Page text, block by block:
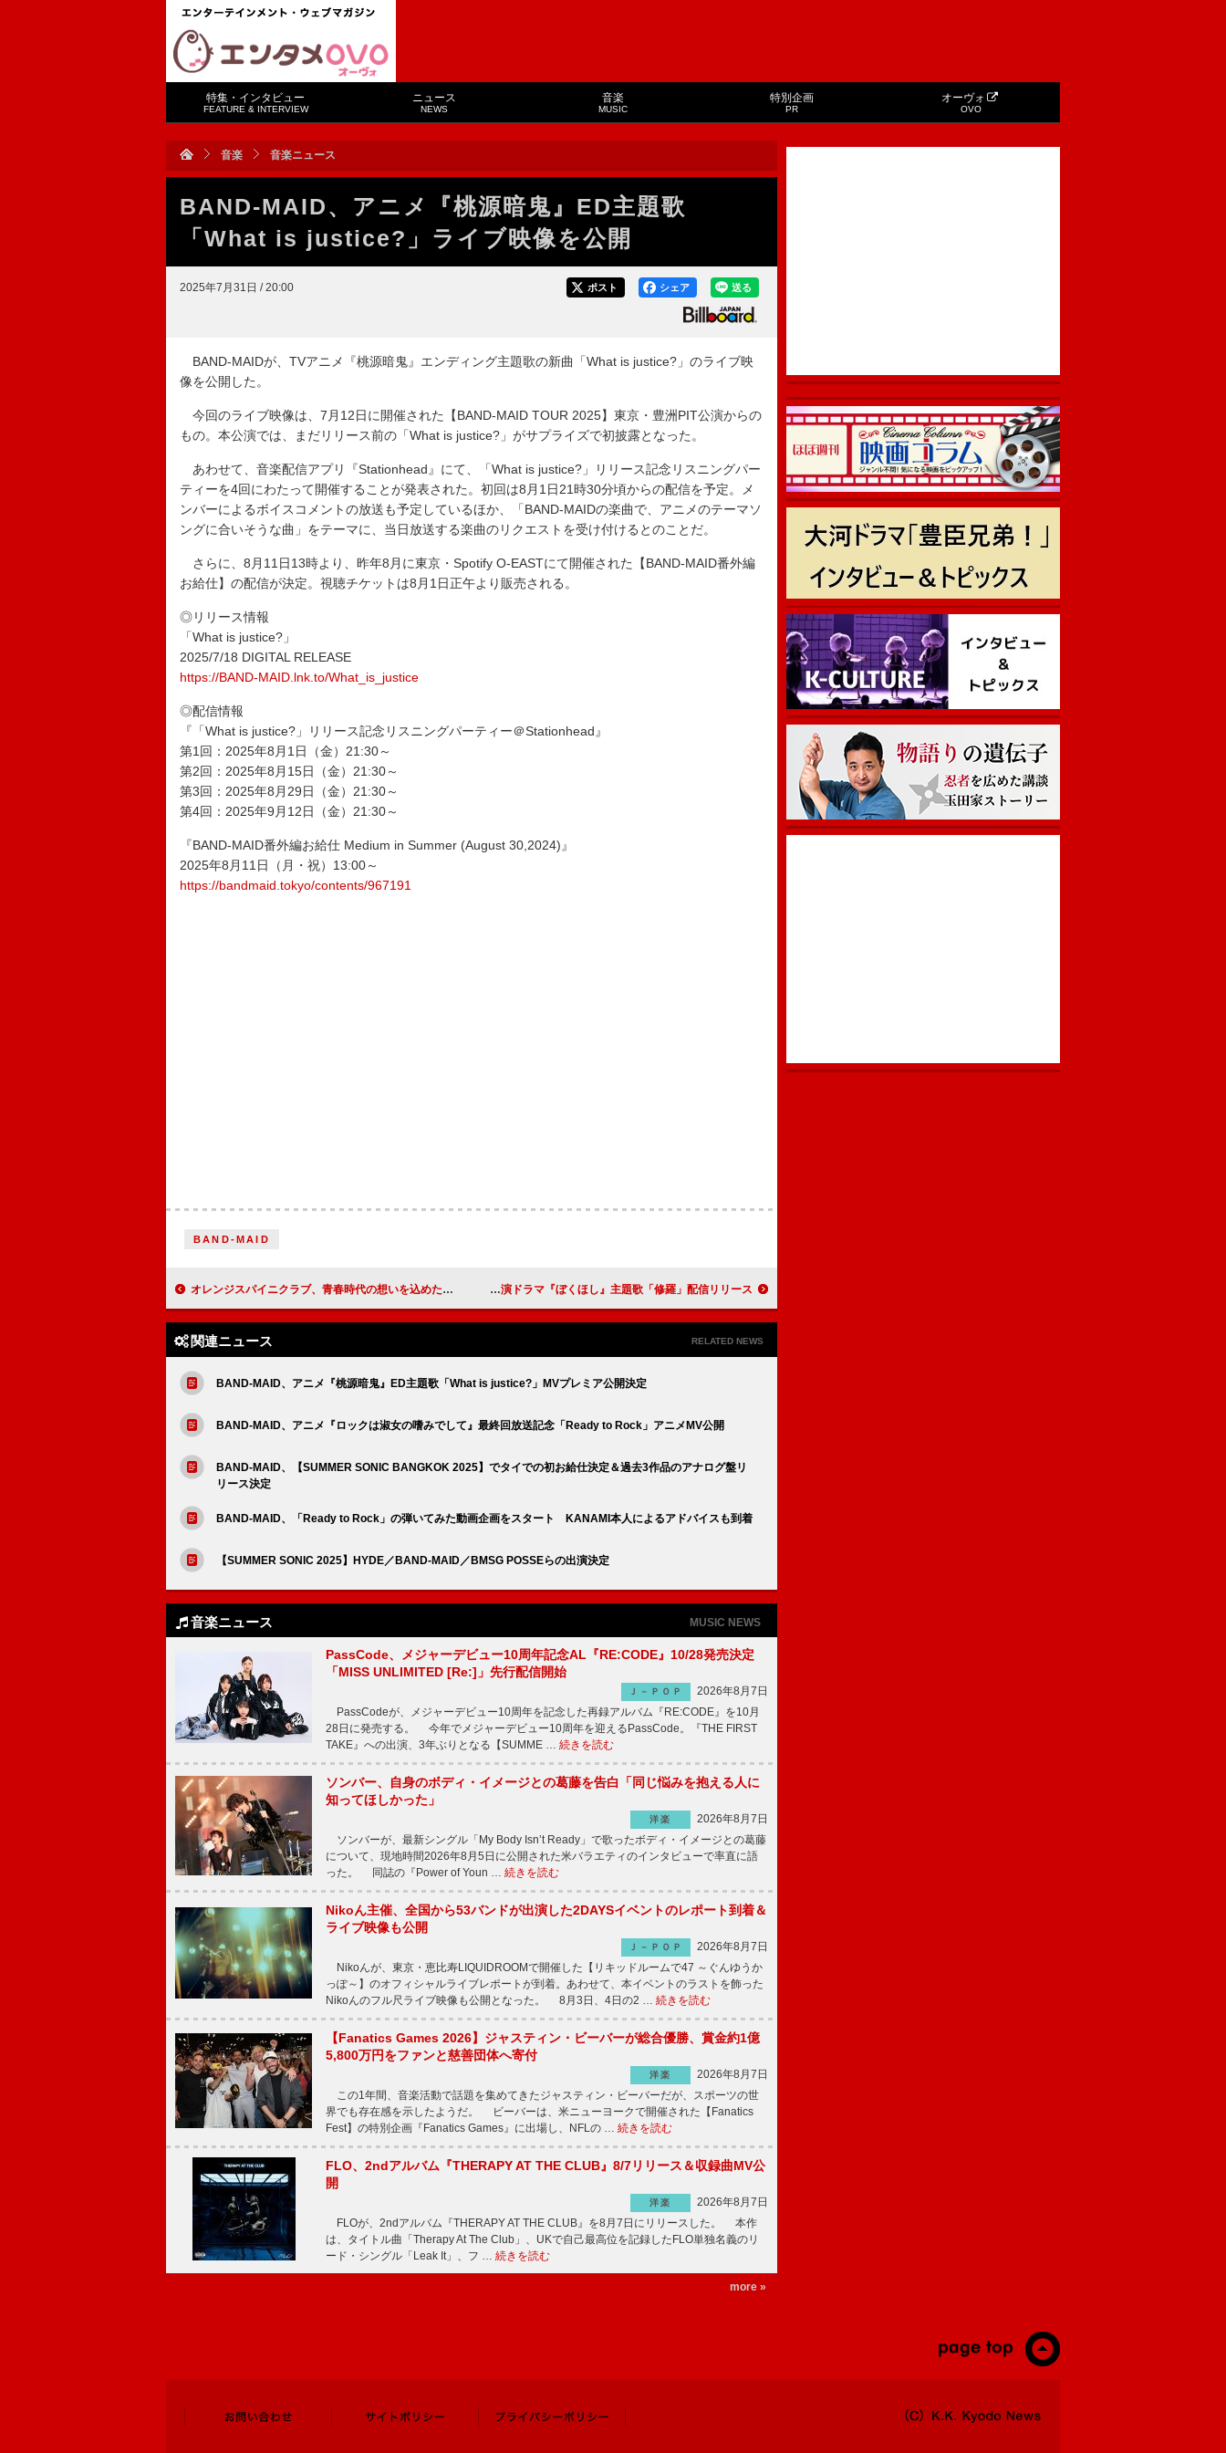
特集・インタビュー
FEATURE & INTERVIEW
ニュース
NEWS
音楽
MUSIC
特別企画
PR
オーヴォ
OVO
音楽 音楽ニュース
BAND-MAID、アニメ『桃源暗鬼』ED主題歌
「What is justice?」ライブ映像を公開
2025年7月31日 / 20:00 送る
シェア
ポスト
BAND-MAIDが、TVアニメ『桃源暗鬼』エンディング主題歌の新曲「What is justice?」のライブ映
像を公開した。
今回のライブ映像は、7月12日に開催された【BAND-MAID TOUR 2025】東京・豊洲PIT公演からの
もの。本公演では、まだリリース前の「What is justice?」がサプライズで初披露となった。
あわせて、音楽配信アプリ『Stationhead』にて、「What is justice?」リリース記念リスニングパー
ティーを4回にわたって開催することが発表された。初回は8月1日21時30分頃からの配信を予定。メ
ンバーによるボイスコメントの放送も予定しているほか、「BAND-MAIDの楽曲で、アニメのテーマソ
ングに合いそうな曲」をテーマに、当日放送する楽曲のリクエストを受け付けるとのことだ。
さらに、8月11日13時より、昨年8月に東京・Spotify O-EASTにて開催された【BAND-MAID番外編
お給仕】の配信が決定。視聴チケットは8月1日正午より販売される。
◎リリース情報
「What is justice?」
2025/7/18 DIGITAL RELEASE
https://BAND-MAID.lnk.to/What_is_justice
◎配信情報
『「What is justice?」リリース記念リスニングパーティー＠Stationhead』
第1回：2025年8月1日（金）21:30～
第2回：2025年8月15日（金）21:30～
第3回：2025年8月29日（金）21:30～
第4回：2025年9月12日（金）21:30～
『BAND-MAID番外編お給仕 Medium in Summer (August 30,2024)』
2025年8月11日（月・祝）13:00～
https://bandmaid.tokyo/contents/967191
BAND-MAID
オレンジスパイニクラブ、青春時代の想いを込めた新曲「ネクター」配信リリース ヨルシカ、磯村勇斗の主演ドラマ『ぼくほし』主題歌「修羅」配信リリース
関連ニュース RELATED NEWS
BAND-MAID、アニメ『桃源暗鬼』ED主題歌「What is justice?」MVプレミア公開決定
BAND-MAID、アニメ『ロックは淑女の嗜みでして』最終回放送記念「Ready to Rock」アニメMV公開
BAND-MAID、【SUMMER SONIC BANGKOK 2025】でタイでの初お給仕決定＆過去3作品のアナログ盤リ
リース決定
BAND-MAID、「Ready to Rock」の弾いてみた動画企画をスタート KANAMI本人によるアドバイスも到着
【SUMMER SONIC 2025】HYDE／BAND-MAID／BMSG POSSEらの出演決定
音楽ニュース MUSIC NEWS
PassCode、メジャーデビュー10周年記念AL『RE:CODE』10/28発売決定
「MISS UNLIMITED [Re:]」先行配信開始
Ｊ－ＰＯＰ
2026年8月7日
PassCodeが、メジャーデビュー10周年を記念した再録アルバム『RE:CODE』を10月
28日に発売する。 今年でメジャーデビュー10周年を迎えるPassCode。『THE FIRST
TAKE』への出演、3年ぶりとなる【SUMME … 続きを読む
ソンバー、自身のボディ・イメージとの葛藤を告白「同じ悩みを抱える人に
知ってほしかった」
洋楽
2026年8月7日
ソンバーが、最新シングル「My Body Isn’t Ready」で歌ったボディ・イメージとの葛藤
について、現地時間2026年8月5日に公開された米バラエティのインタビューで率直に語
った。 同誌の『Power of Youn … 続きを読む
Nikoん主催、全国から53バンドが出演した2DAYSイベントのレポート到着＆
ライブ映像も公開
Ｊ－ＰＯＰ
2026年8月7日
Nikoんが、東京・恵比寿LIQUIDROOMで開催した【リキッドルームで47 ～ぐんゆうか
っぽ～】のオフィシャルライブレポートが到着。あわせて、本イベントのラストを飾った
Nikoんのフル尺ライブ映像も公開となった。 8月3日、4日の2 … 続きを読む
【Fanatics Games 2026】ジャスティン・ビーバーが総合優勝、賞金約1億
5,800万円をファンと慈善団体へ寄付
洋楽
2026年8月7日
この1年間、音楽活動で話題を集めてきたジャスティン・ビーバーだが、スポーツの世
界でも存在感を示したようだ。 ビーバーは、米ニューヨークで開催された【Fanatics
Fest】の特別企画『Fanatics Games』に出場し、NFLの … 続きを読む
FLO、2ndアルバム『THERAPY AT THE CLUB』8/7リリース＆収録曲MV公
開
洋楽
2026年8月7日
FLOが、2ndアルバム『THERAPY AT THE CLUB』を8月7日にリリースした。 本作
は、タイトル曲「Therapy At The Club」、UKで自己最高位を記録したFLO単独名義のリ
ード・シングル「Leak It」、フ … 続きを読む
more »